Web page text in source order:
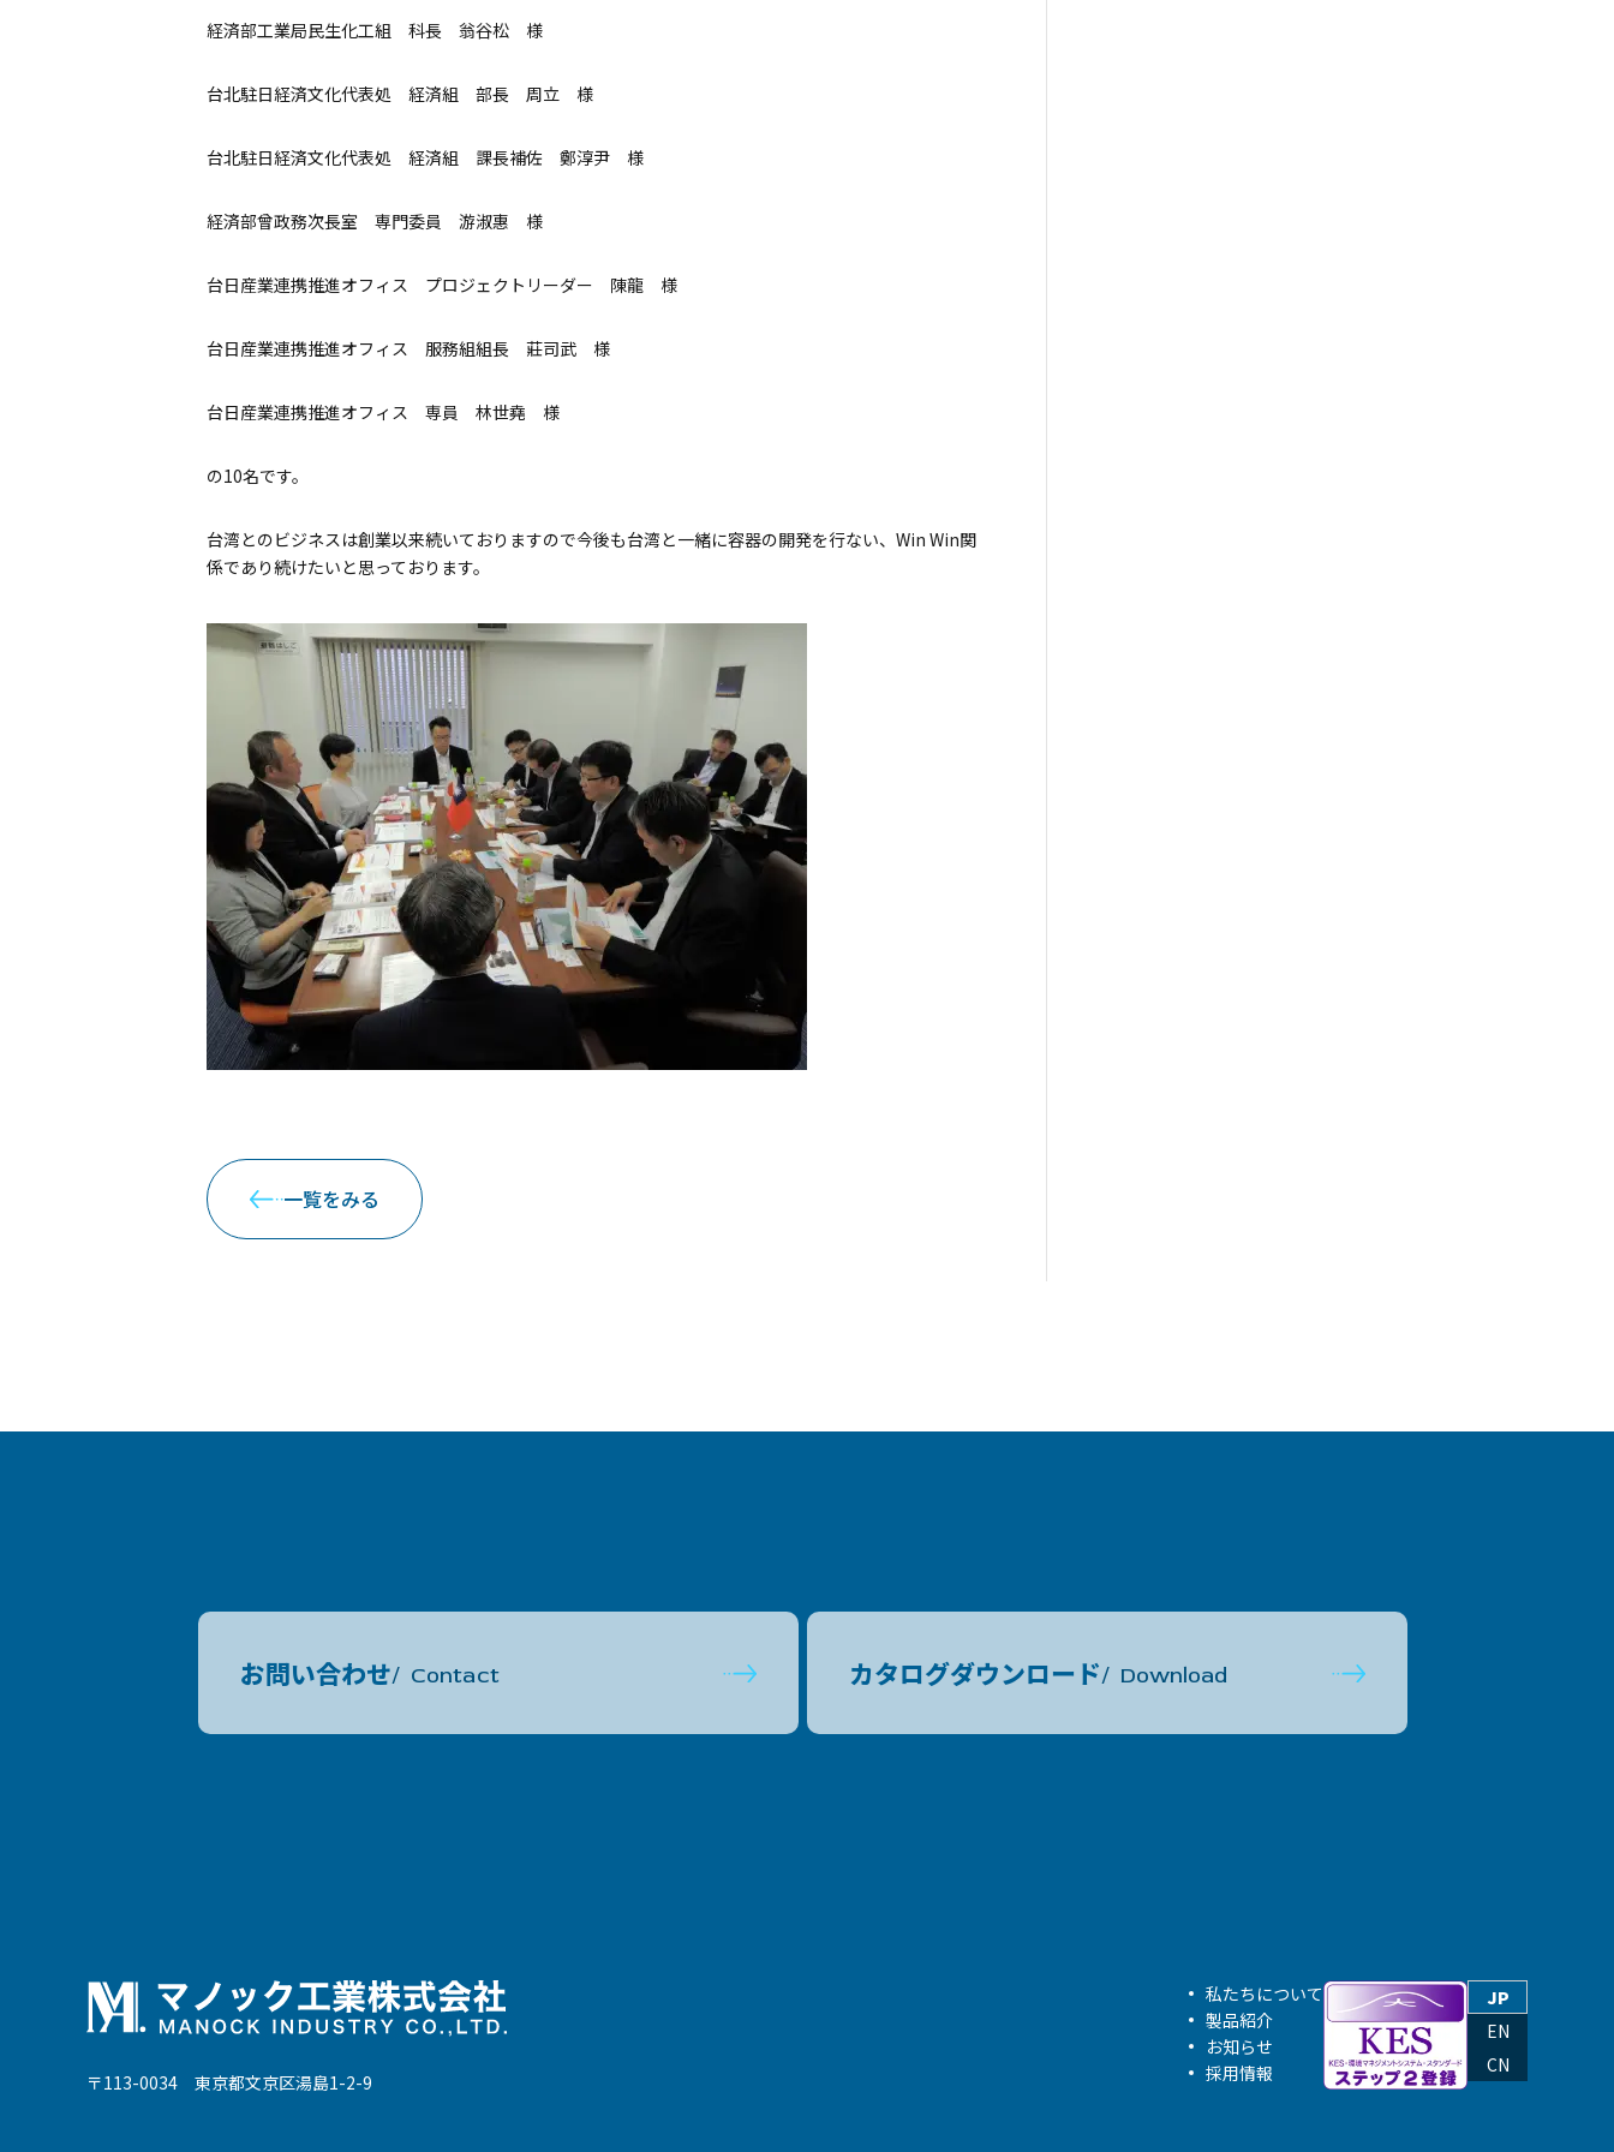
経済部工業局民生化工組 科長 翁谷松 様
台北駐日経済文化代表処 経済組 部長 周立 様
台北駐日経済文化代表処 経済組 課長補佐 鄭淳尹 様
経済部曾政務次長室 専門委員 游淑惠 様
台日産業連携推進オフィス プロジェクトリーダー 陳龍 様
台日産業連携推進オフィス 服務組組長 莊司武 様
台日産業連携推進オフィス 専員 林世堯 様
の10名です。
台湾とのビジネスは創業以来続いておりますので今後も台湾と一緒に容器の開発を行ない、Win Win関
係であり続けたいと思っております。
一覧をみる
お問い合わせ Contact カタログダウンロード Download
〒113-0034 東京都文京区湯島1-2-9
私たちについて
製品紹介
お知らせ
採用情報
JP
EN
CN